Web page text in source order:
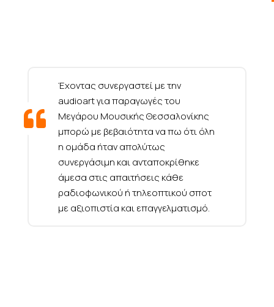
Έχοντας συνεργαστεί με την
audioart για παραγωγές του
Μεγάρου Μουσικής Θεσσαλονίκης
μπορώ με βεβαιότητα να πω ότι όλη
η ομάδα ήταν απολύτως
συνεργάσιμη και ανταποκρίθηκε
άμεσα στις απαιτήσεις κάθε
ραδιοφωνικού ή τηλεοπτικού σποτ
με αξιοπιστία και επαγγελματισμό.